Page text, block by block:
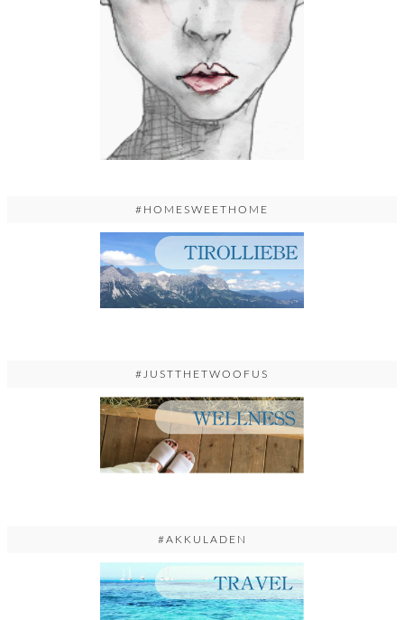
#HOMESWEETHOME
#JUSTTHETWOOFUS
#AKKULADEN